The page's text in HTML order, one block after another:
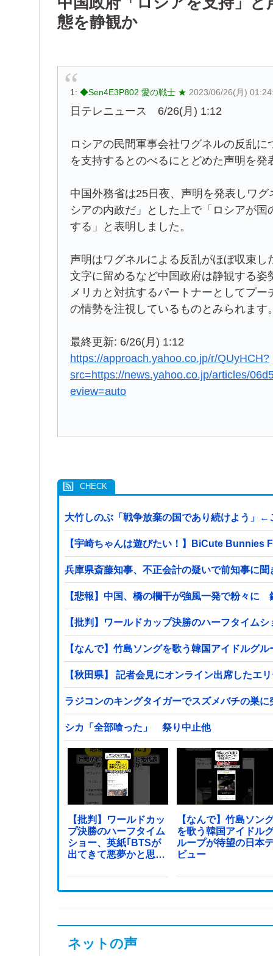
態を静観か
1: ◆Sen4E3P802 愛の戦士 ★ 2023/06/26(月)
日テレニュース 6/26(月) 1:12
ロシアの民間軍事会社ワグネルの反乱
を支持するとのべるにとどめた声明を
中国外務省は25日夜、声明を発表しワ
シアの内政だ」とした上で「ロシアが
する」と表明しました。
声明はワグネルによる反乱がほぼ収束
文字に留めるなど中国政府は静観する
メリカと対抗するパートナーとしてプ
の情勢を注視しているものとみられます
最終更新: 6/26(月) 1:12
https://approach.yahoo.co.jp/r/QUyHCH?
src=https://news.yahoo.co.jp/articles/
eview=auto
大竹しのぶ「戦争放棄の国であり続けよう」←
【宇崎ちゃんは遊びたい！】BiCute Bunnies
兵庫県斎藤知事、不正会計の疑いで前知事に聞
【悲報】中国、橋の欄干が強風一発で粉々
【批判】ワールドカップ決勝のハーフタイム
【なんで】竹島ソングを歌う韓国アイドルグ
【秋田県】 記者会見にオンライン出席したエ
ラジコンのキングタイガーでスズメバチの巣
シカ「全部喰った」 祭り中止他
【批判】ワールドカッ
プ決勝のハーフタイム
ショー、英紙｢BTSが
出てきて悪夢かと思っ
【なんで】竹島ソン
を歌う韓国アイドル
ループが待望の日本
ビュー
ネットの声